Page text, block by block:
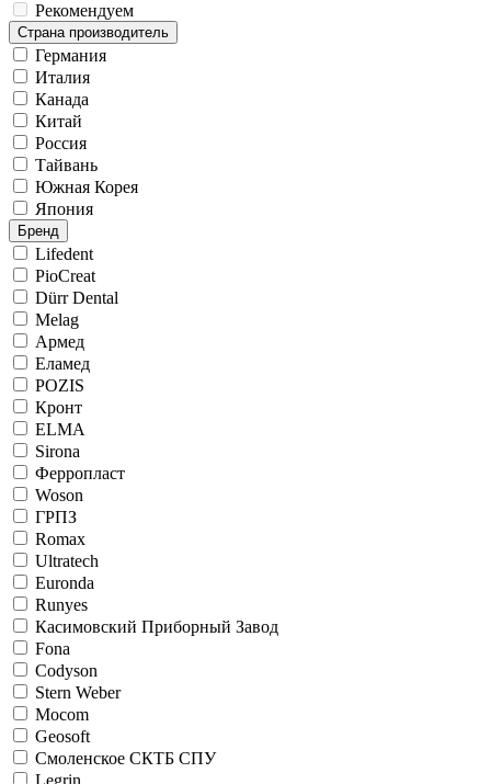
Рекомендуем
Страна производитель
Германия
Италия
Канада
Китай
Россия
Тайвань
Южная Корея
Япония
Бренд
Lifedent
PioCreat
Dürr Dental
Melag
Армед
Еламед
POZIS
Кронт
ELMA
Sirona
Ферропласт
Woson
ГРПЗ
Romax
Ultratech
Euronda
Runyes
Касимовский Приборный Завод
Fona
Codyson
Stern Weber
Mocom
Geosoft
Смоленское СКТБ СПУ
Legrin